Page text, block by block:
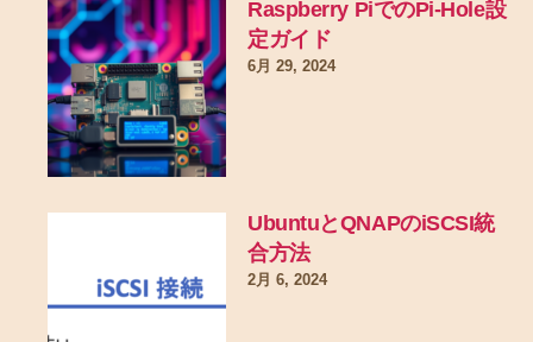
Raspberry PiでのPi-Hole設
定ガイド
6月 29, 2024
UbuntuとQNAPのiSCSI統
合方法
2月 6, 2024